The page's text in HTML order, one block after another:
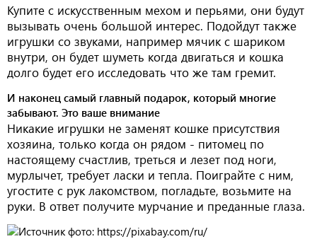
Купите с искусственным мехом и перьями, они будут
вызывать очень большой интерес. Подойдут также
игрушки со звуками, например мячик с шариком
внутри, он будет шуметь когда двигаться и кошка
долго будет его исследовать что же там гремит.
И наконец самый главный подарок, который многие
забывают. Это ваше внимание
Никакие игрушки не заменят кошке присутствия
хозяина, только когда он рядом - питомец по
настоящему счастлив, треться и лезет под ноги,
мурлычет, требует ласки и тепла. Поиграйте с ним,
угостите с рук лакомством, погладьте, возьмите на
руки. В ответ получите мурчание и преданные глаза.